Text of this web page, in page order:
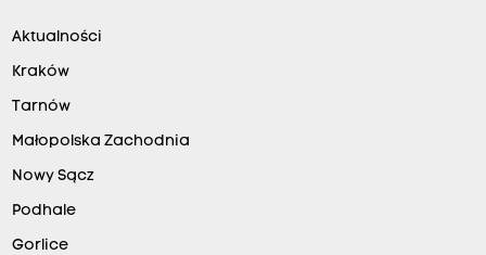
Aktualności
Kraków
Tarnów
Małopolska Zachodnia
Nowy Sącz
Podhale
Gorlice